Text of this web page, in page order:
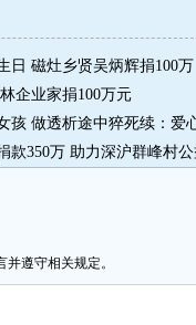
日 磁灶乡贤吴炳辉捐100万
企业家捐100万元
孩 做透析途中猝死续：爱
款350万 助力深沪群峰村
遵守相关规定。